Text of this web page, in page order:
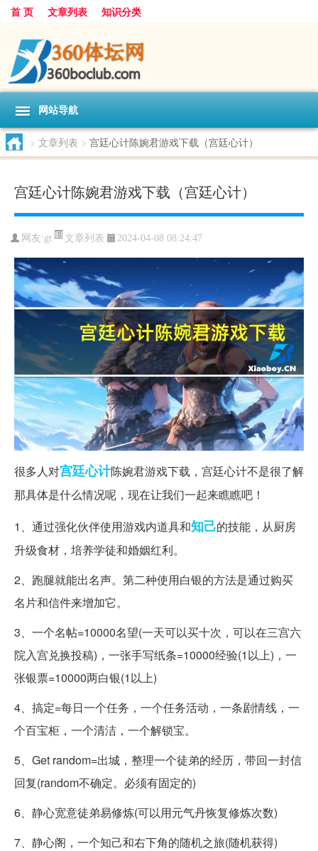
首 页 文章列表 知识分类
网站导航
> 文章列表 > 宫廷心计陈婉君游戏下载（宫廷心计）
宫廷心计陈婉君游戏下载（宫廷心计）
网友:gt 文章列表 2024-04-08 08:24:47
很多人对宫廷心计陈婉君游戏下载，宫廷心计不是很了解
那具体是什么情况呢，现在让我们一起来瞧瞧吧！
1、通过强化伙伴使用游戏内道具和知己的技能，从厨房
升级食材，培养学徒和婚姻红利。
2、跑腿就能出名声。第二种使用白银的方法是通过购买
名片和信件来增加它。
3、一个名帖=10000名望(一天可以买十次，可以在三宫六
院入宫兑换投稿)，一张手写纸条=10000经验(1以上)，一
张银票=10000两白银(1以上)
4、搞定=每日一个任务，一个任务活动，一条剧情线，一
个百宝柜，一个清洁，一个解锁宝。
5、Get random=出城，整理一个徒弟的经历，带回一封信
回复(random不确定。必须有固定的)
6、静心宽意徒弟易修炼(可以用元气丹恢复修炼次数)
7、静心阁，一个知己和右下角的随机之旅(随机获得)